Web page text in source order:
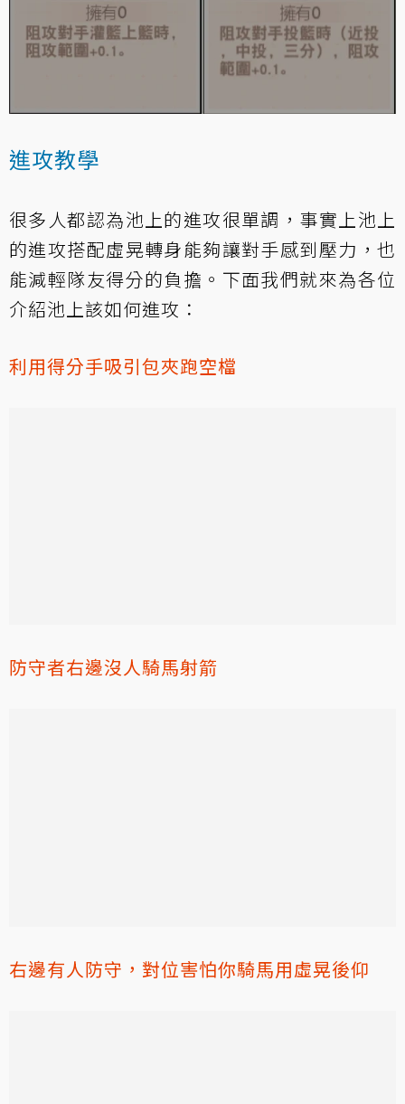
進攻教學
很多人都認為池上的進攻很單調，事實上池上
的進攻搭配虛晃轉身能夠讓對手感到壓力，也
能減輕隊友得分的負擔。下面我們就來為各位
介紹池上該如何進攻：
利用得分手吸引包夾跑空檔
防守者右邊沒人騎馬射箭
右邊有人防守，對位害怕你騎馬用虛晃後仰